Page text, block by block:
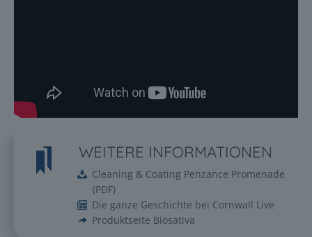
WEITERE INFORMATIONEN
Cleaning & Coating Penzance Promenade
(PDF)
Die ganze Geschichte bei Cornwall Live
Produktseite Biosativa